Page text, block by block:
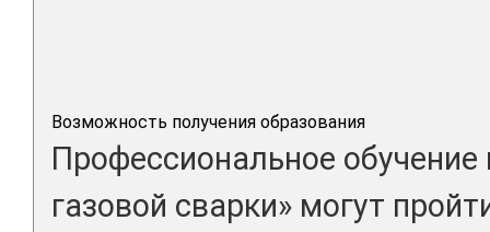
Возможность получения образования
Профессиональное
газовой сварки» могут